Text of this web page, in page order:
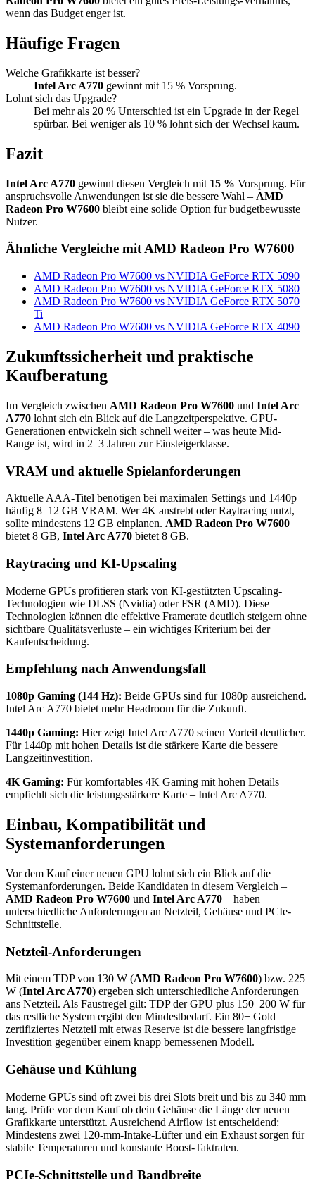
wenn das Budget enger ist.
Häufige Fragen
Welche Grafikkarte ist besser?
Intel Arc A770 gewinnt mit 15 % Vorsprung.
Lohnt sich das Upgrade?
Bei mehr als 20 % Unterschied ist ein Upgrade in der Regel
spürbar. Bei weniger als 10 % lohnt sich der Wechsel kaum.
Fazit
Intel Arc A770 gewinnt diesen Vergleich mit 15 % Vorsprung. Für
anspruchsvolle Anwendungen ist sie die bessere Wahl – AMD
Radeon Pro W7600 bleibt eine solide Option für budgetbewusste
Nutzer.
Ähnliche Vergleiche mit AMD Radeon Pro W7600
AMD Radeon Pro W7600 vs NVIDIA GeForce RTX 5090
AMD Radeon Pro W7600 vs NVIDIA GeForce RTX 5080
AMD Radeon Pro W7600 vs NVIDIA GeForce RTX 5070
Ti
AMD Radeon Pro W7600 vs NVIDIA GeForce RTX 4090
Zukunftssicherheit und praktische
Kaufberatung
Im Vergleich zwischen AMD Radeon Pro W7600 und Intel Arc
A770 lohnt sich ein Blick auf die Langzeitperspektive. GPU-
Generationen entwickeln sich schnell weiter – was heute Mid-
Range ist, wird in 2–3 Jahren zur Einsteigerklasse.
VRAM und aktuelle Spielanforderungen
Aktuelle AAA-Titel benötigen bei maximalen Settings und 1440p
häufig 8–12 GB VRAM. Wer 4K anstrebt oder Raytracing nutzt,
sollte mindestens 12 GB einplanen. AMD Radeon Pro W7600
bietet 8 GB, Intel Arc A770 bietet 8 GB.
Raytracing und KI-Upscaling
Moderne GPUs profitieren stark von KI-gestützten Upscaling-
Technologien wie DLSS (Nvidia) oder FSR (AMD). Diese
Technologien können die effektive Framerate deutlich steigern ohne
sichtbare Qualitätsverluste – ein wichtiges Kriterium bei der
Kaufentscheidung.
Empfehlung nach Anwendungsfall
1080p Gaming (144 Hz): Beide GPUs sind für 1080p ausreichend.
Intel Arc A770 bietet mehr Headroom für die Zukunft.
1440p Gaming: Hier zeigt Intel Arc A770 seinen Vorteil deutlicher.
Für 1440p mit hohen Details ist die stärkere Karte die bessere
Langzeitinvestition.
4K Gaming: Für komfortables 4K Gaming mit hohen Details
empfiehlt sich die leistungsstärkere Karte – Intel Arc A770.
Einbau, Kompatibilität und
Systemanforderungen
Vor dem Kauf einer neuen GPU lohnt sich ein Blick auf die
Systemanforderungen. Beide Kandidaten in diesem Vergleich –
AMD Radeon Pro W7600 und Intel Arc A770 – haben
unterschiedliche Anforderungen an Netzteil, Gehäuse und PCIe-
Schnittstelle.
Netzteil-Anforderungen
Mit einem TDP von 130 W (AMD Radeon Pro W7600) bzw. 225
W (Intel Arc A770) ergeben sich unterschiedliche Anforderungen
ans Netzteil. Als Faustregel gilt: TDP der GPU plus 150–200 W für
das restliche System ergibt den Mindestbedarf. Ein 80+ Gold
zertifiziertes Netzteil mit etwas Reserve ist die bessere langfristige
Investition gegenüber einem knapp bemessenen Modell.
Gehäuse und Kühlung
Moderne GPUs sind oft zwei bis drei Slots breit und bis zu 340 mm
lang. Prüfe vor dem Kauf ob dein Gehäuse die Länge der neuen
Grafikkarte unterstützt. Ausreichend Airflow ist entscheidend:
Mindestens zwei 120-mm-Intake-Lüfter und ein Exhaust sorgen für
stabile Temperaturen und konstante Boost-Taktraten.
PCIe-Schnittstelle und Bandbreite